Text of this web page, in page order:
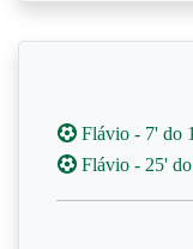
Flávio - 7' do
Flávio - 25' do